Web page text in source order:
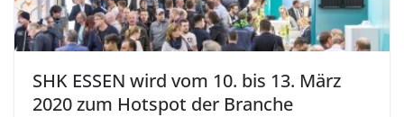
SHK ESSEN wird vom 10. bis 13. März
2020 zum Hotspot der Branche